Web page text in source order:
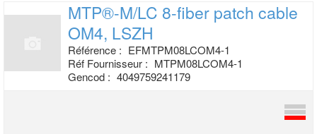
MTP®-M/LC 8-fiber patch cable
OM4, LSZH
Référence : EFMTPM08LCOM4-1
Réf Fournisseur : MTPM08LCOM4-1
Gencod : 4049759241179